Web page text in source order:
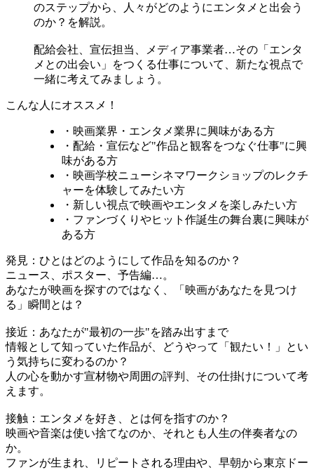
のステップから、人々がどのようにエンタメと出会う
のか？を解説。
配給会社、宣伝担当、メディア事業者…その「エンタ
メとの出会い」をつくる仕事について、新たな視点で
一緒に考えてみましょう。
こんな人にオススメ！
・映画業界・エンタメ業界に興味がある方
・配給・宣伝など"作品と観客をつなぐ仕事"に興
味がある方
・映画学校ニューシネマワークショップのレクチ
ャーを体験してみたい方
・新しい視点で映画やエンタメを楽しみたい方
・ファンづくりやヒット作誕生の舞台裏に興味が
ある方
発見： ひとはどのようにして作品を知るのか？
ニュース、ポスター、予告編…。
あなたが映画を探すのではなく、「映画があなたを見つけ
る」瞬間とは？
接近： あなたが"最初の一歩"を踏み出すまで
情報として知っていた作品が、どうやって「観たい！」とい
う気持ちに変わるのか？
人の心を動かす宣材物や周囲の評判、その仕掛けについて考
えます。
接触： エンタメを好き、とは何を指すのか？
映画や音楽は使い捨てなのか、それとも人生の伴奏者なの
か。
ファンが生まれ、リピートされる理由や、早朝から東京ドー